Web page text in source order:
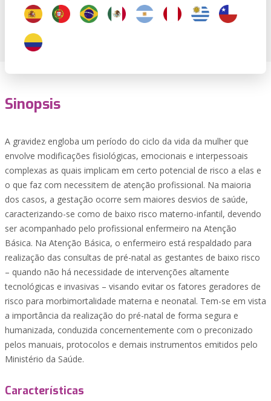
Sinopsis
A gravidez engloba um período do ciclo da vida da mulher que
envolve modificações fisiológicas, emocionais e interpessoais
complexas as quais implicam em certo potencial de risco a elas e
o que faz com necessitem de atenção profissional. Na maioria
dos casos, a gestação ocorre sem maiores desvios de saúde,
caracterizando-se como de baixo risco materno-infantil, devendo
ser acompanhado pelo profissional enfermeiro na Atenção
Básica. Na Atenção Básica, o enfermeiro está respaldado para
realização das consultas de pré-natal as gestantes de baixo risco
– quando não há necessidade de intervenções altamente
tecnológicas e invasivas – visando evitar os fatores geradores de
risco para morbimortalidade materna e neonatal. Tem-se em vista
a importância da realização do pré-natal de forma segura e
humanizada, conduzida concernentemente com o preconizado
pelos manuais, protocolos e demais instrumentos emitidos pelo
Ministério da Saúde.
Características